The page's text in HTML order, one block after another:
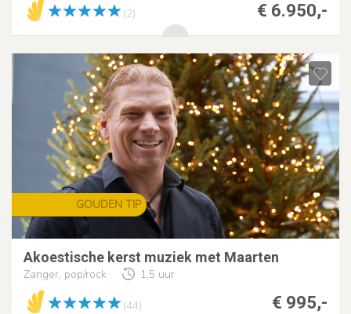
€ 6.950,-
(2)
GOUDEN TIP
Akoestische kerst muziek met Maarten
Zanger, pop/rock 1,5 uur
€ 995,-
(44)